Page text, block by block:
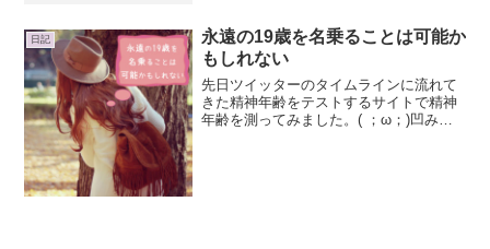
かけなくて、もう一度見たかったCM。パ
クヨンハのCM（20...
日記
永遠の19歳を名乗ることは可能か
もしれない
先日ツイッターのタイムラインに流れて
きた精神年齢をテストするサイトで精神
年齢を測ってみました。( ；ω；)凹みま